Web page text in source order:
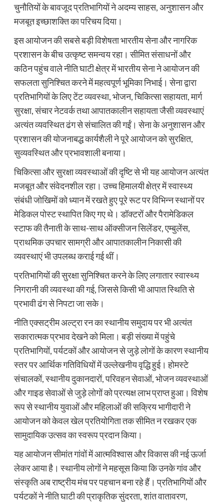
चुनौतियों के बावजूद प्रतिभागियों ने अदम्य साहस, अनुशासन और
मजबूत इच्छाशक्ति का परिचय दिया।
इस आयोजन की सबसे बड़ी विशेषता भारतीय सेना और नागरिक
प्रशासन के बीच उत्कृष्ट समन्वय रहा। सीमित संसाधनों और
कठिन पहुंच वाले नीति घाटी क्षेत्र में भारतीय सेना ने आयोजन की
सफलता सुनिश्चित करने में महत्वपूर्ण भूमिका निभाई। सेना द्वारा
प्रतिभागियों के लिए टेंट व्यवस्था, भोजन, चिकित्सा सहायता, मार्ग
सुरक्षा, संचार नेटवर्क तथा आपातकालीन सहायता जैसी व्यवस्थाएं
अत्यंत व्यवस्थित ढंग से संचालित की गईं। सेना के अनुशासन और
प्रशासन की योजनाबद्ध कार्यशैली ने पूरे आयोजन को सुरक्षित,
सुव्यवस्थित और प्रभावशाली बनाया।
चिकित्सा और सुरक्षा व्यवस्थाओं की दृष्टि से भी यह आयोजन अत्यंत
मजबूत और संवेदनशील रहा। उच्च हिमालयी क्षेत्र में स्वास्थ्य
संबंधी जोखिमों को ध्यान में रखते हुए पूरे रूट पर विभिन्न स्थानों पर
मेडिकल पोस्ट स्थापित किए गए थे। डॉक्टरों और पैरामेडिकल
स्टाफ की तैनाती के साथ-साथ ऑक्सीजन सिलेंडर, एम्बुलेंस,
प्राथमिक उपचार सामग्री और आपातकालीन निकासी की
व्यवस्थाएं भी उपलब्ध कराई गई थीं।
प्रतिभागियों की सुरक्षा सुनिश्चित करने के लिए लगातार स्वास्थ्य
निगरानी की व्यवस्था की गई, जिससे किसी भी आपात स्थिति से
प्रभावी ढंग से निपटा जा सके।
नीति एक्सट्रीम अल्ट्रा रन का स्थानीय समुदाय पर भी अत्यंत
सकारात्मक प्रभाव देखने को मिला। बड़ी संख्या में पहुंचे
प्रतिभागियों, पर्यटकों और आयोजन से जुड़े लोगों के कारण स्थानीय
स्तर पर आर्थिक गतिविधियों में उल्लेखनीय वृद्धि हुई। होमस्टे
संचालकों, स्थानीय दुकानदारों, परिवहन सेवाओं, भोजन व्यवस्थाओं
और गाइड सेवाओं से जुड़े लोगों को प्रत्यक्ष लाभ प्राप्त हुआ। विशेष
रूप से स्थानीय युवाओं और महिलाओं की सक्रिय भागीदारी ने
आयोजन को केवल खेल प्रतियोगिता तक सीमित न रखकर एक
सामुदायिक उत्सव का स्वरूप प्रदान किया।
यह आयोजन सीमांत गांवों में आत्मविश्वास और विकास की नई ऊर्जा
लेकर आया है। स्थानीय लोगों ने महसूस किया कि उनके गांव और
संस्कृति अब राष्ट्रीय मंच पर पहचान बना रहे हैं। प्रतिभागियों और
पर्यटकों ने नीति घाटी की प्राकृतिक सुंदरता, शांत वातावरण,